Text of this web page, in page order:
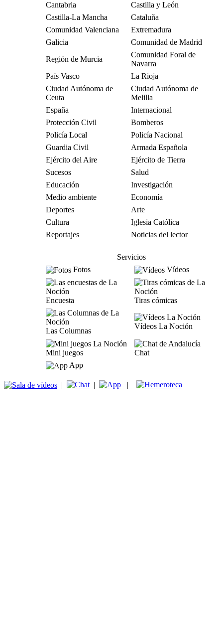
Cantabria
Castilla y León
Castilla-La Mancha
Cataluña
Comunidad Valenciana
Extremadura
Galicia
Comunidad de Madrid
Región de Murcia
Comunidad Foral de
Navarra
País Vasco
La Rioja
Ciudad Autónoma de
Ceuta
Ciudad Autónoma de
Melilla
España
Internacional
Protección Civil
Bomberos
Policía Local
Policía Nacional
Guardia Civil
Armada Española
Ejército del Aire
Ejército de Tierra
Sucesos
Salud
Educación
Investigación
Medio ambiente
Economía
Deportes
Arte
Cultura
Iglesia Católica
Reportajes
Noticias del lector
Servicios
Fotos
Vídeos
Encuesta Tiras cómicas
Las Columnas
Vídeos La Noción
Mini juegos
Chat
App
| | |